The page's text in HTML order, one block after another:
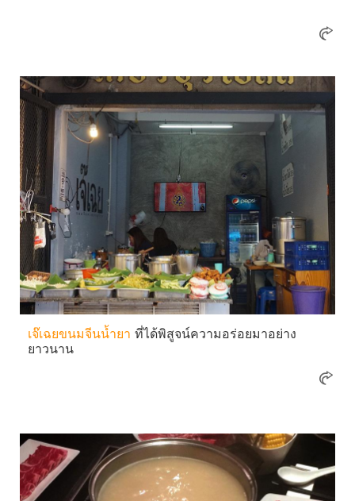
เจ๊เฉยขนมจีนน้ำยา ที่ได้พิสูจน์ความอร่อยมาอย่าง
ยาวนาน